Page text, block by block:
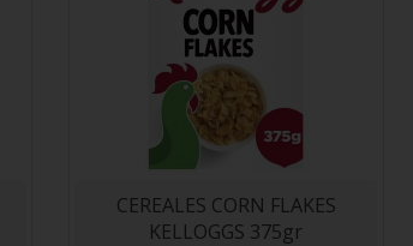
CEREALES CORN FLAKES
KELLOGGS 375gr